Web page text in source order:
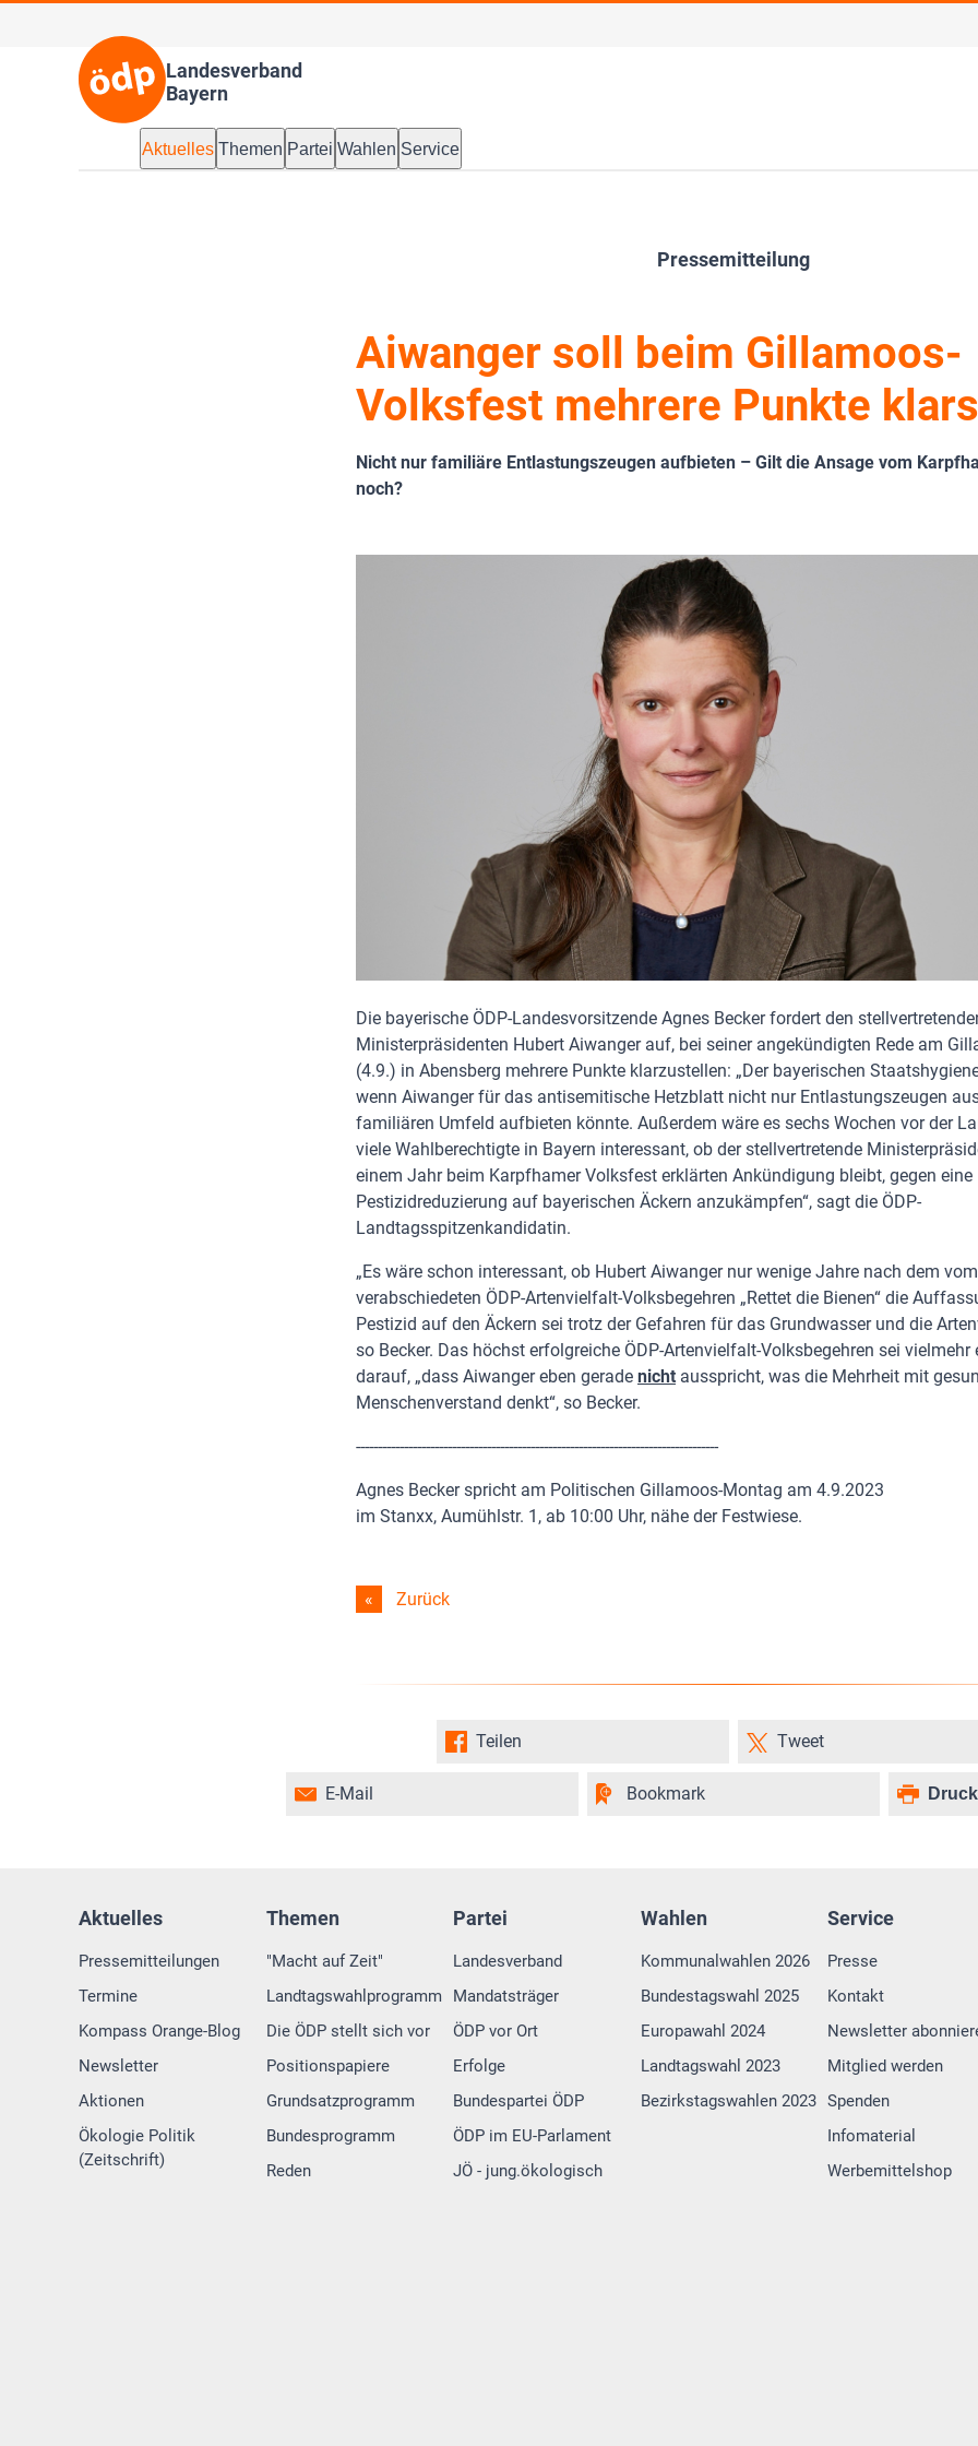
Landesverband
Bayern
Aktuelles Themen Partei Wahlen Service
Pressemitteilung
Aiwanger soll beim Gillamoos-
Volksfest mehrere Punkte
Nicht nur familiäre Entlastungszeugen aufbieten – Gilt die Ansage vom
noch?
Die bayerische ÖDP-Landesvorsitzende Agnes Becker fordert den
Ministerpräsidenten Hubert Aiwanger auf, bei seiner angekündigten Rede am
(4.9.) in Abensberg mehrere Punkte klarzustellen: „Der bayerischen
wenn Aiwanger für das antisemitische Hetzblatt nicht nur Entlastungszeugen
familiären Umfeld aufbieten könnte. Außerdem wäre es sechs Wochen vor der
viele Wahlberechtigte in Bayern interessant, ob der stellvertretende
einem Jahr beim Karpfhamer Volksfest erklärten Ankündigung bleibt, gegen eine
Pestizidreduzierung auf bayerischen Äckern anzukämpfen“, sagt die ÖDP-
Landtagsspitzenkandidatin.
„Es wäre schon interessant, ob Hubert Aiwanger nur wenige Jahre nach dem
verabschiedeten ÖDP-Artenvielfalt-Volksbegehren „Rettet die Bienen“ die
Pestizid auf den Äckern sei trotz der Gefahren für das Grundwasser und die
so Becker. Das höchst erfolgreiche ÖDP-Artenvielfalt-Volksbegehren sei vielmehr
darauf, „dass Aiwanger eben gerade nicht ausspricht, was die Mehrheit mit
Menschenverstand denkt“, so Becker.
-----------------------------------------------------------------------------------
Agnes Becker spricht am Politischen Gillamoos-Montag am 4.9.2023
im Stanxx, Aumühlstr. 1, ab 10:00 Uhr, nähe der Festwiese.
Zurück
Teilen Tweet
E-Mail Bookmark
Aktuelles
Pressemitteilungen
Termine
Kompass Orange-Blog
Newsletter
Aktionen
Ökologie Politik
(Zeitschrift)
Themen
"Macht auf Zeit"
Landtagswahlprogramm
Die ÖDP stellt sich vor
Positionspapiere
Grundsatzprogramm
Bundesprogramm
Reden
Partei
Landesverband
Mandatsträger
ÖDP vor Ort
Erfolge
Bundespartei ÖDP
ÖDP im EU-Parlament
JÖ - jung.ökologisch
Wahlen
Kommunalwahlen 2026
Bundestagswahl 2025
Europawahl 2024
Landtagswahl 2023
Bezirkstagswahlen 2023
Service
Presse
Kontakt
Newsletter
Mitglied werden
Spenden
Infomaterial
Werbemittelshop